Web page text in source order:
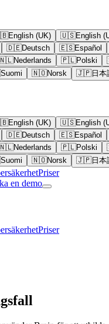
English (UK) 🇺🇸English
🇩🇪Deutsch 🇪🇸Español
Nederlands 🇵🇱Polski
Suomi 🇳🇴Norsk 🇯🇵日本
English (UK) 🇺🇸English
🇩🇪Deutsch 🇪🇸Español
Nederlands 🇵🇱Polski
Suomi 🇳🇴Norsk 🇯🇵日本
Priser
en demo
Priser